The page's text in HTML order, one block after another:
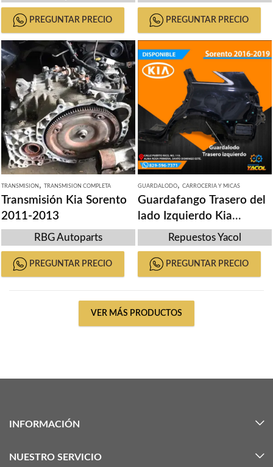
PREGUNTAR PRECIO PREGUNTAR PRECIO
TRANSMISION , TRANSMISION COMPLETA
Transmisión Kia Sorento
2011-2013
RBG Autoparts
PREGUNTAR PRECIO
GUARDALODO, CARROCERIA Y MICAS
Guardafango Trasero del
lado Izquierdo Kia
Sorento 2016-2019
Repuestos Yacol
PREGUNTAR PRECIO
VER MÁS PRODUCTOS
INFORMACIÓN
NUESTRO SERVICIO